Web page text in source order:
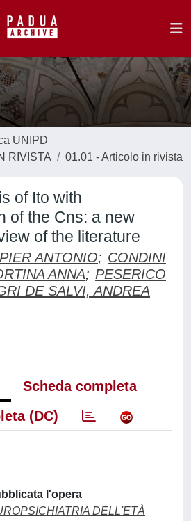
UNIPD
RIVISTA
01.01 - Articolo in rivista
of Ito with
of the Cns: a new
of the literature
ANTONIO; CONDINI
ANNA; PESERICO
DE SALVI, ANDREA
Scheda completa
(DC)
l'opera
DELL'ETÀ